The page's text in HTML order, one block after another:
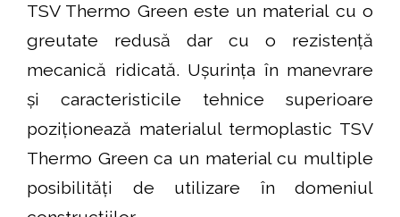
TSV Thermo Green este un material cu o
greutate redusă dar cu o rezistență
mecanică ridicată. Ușurința în manevrare
și caracteristicile tehnice superioare
poziționează materialul termoplastic TSV
Thermo Green ca un material cu multiple
posibilități de utilizare în domeniul